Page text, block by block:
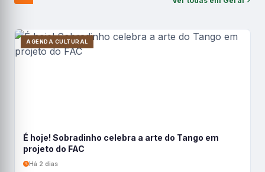
AGENDA CULTURAL
É hoje! Sobradinho celebra a arte do Tango em
projeto do FAC
Há 2 dias